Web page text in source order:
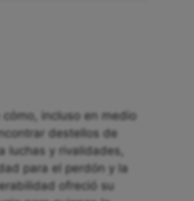
incluso en medio
destellos de
luchas y rivalidades,
para el perdón y la
ofreció su